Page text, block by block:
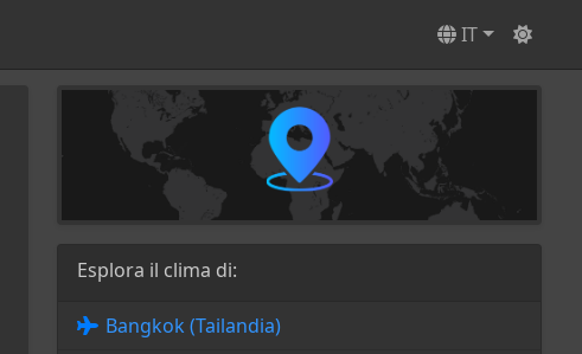
IT
Esplora il clima di:
Bangkok (Tailandia)